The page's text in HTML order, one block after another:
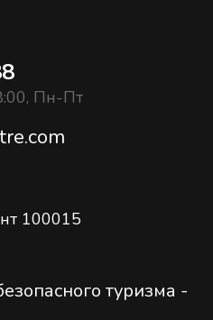
Пн-Пт
100015
туризма -